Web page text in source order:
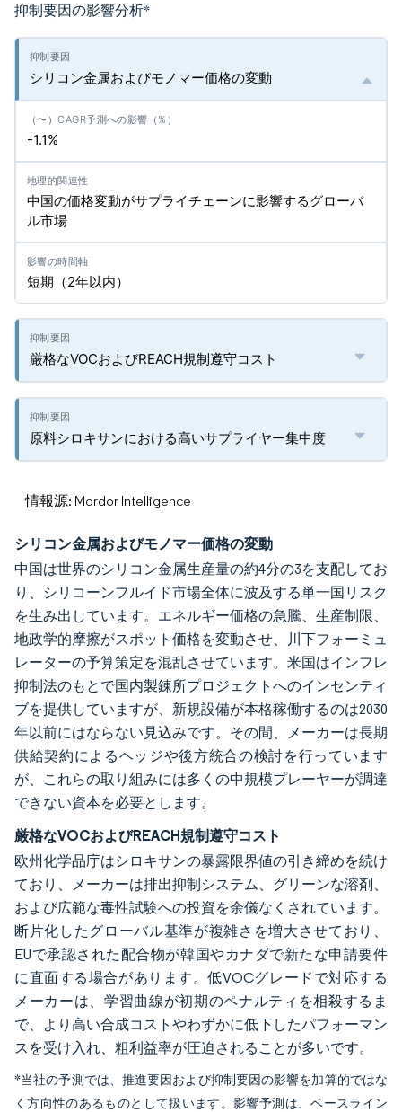
抑制要因の影響分析*
シリコン金属およびモノマー価格の変動
-1.1%
中国の価格変動がサプライチェーンに影響するグローバ
ル市場
短期（2年以内）
厳格なVOCおよびREACH規制遵守コスト
原料シロキサンにおける高いサプライヤー集中度
情報源: Mordor Intelligence
シリコン金属およびモノマー価格の変動
中国は世界のシリコン金属生産量の約4分の3を支配してお
り、シリコーンフルイド市場全体に波及する単一国リスク
を生み出しています。エネルギー価格の急騰、生産制限、
地政学的摩擦がスポット価格を変動させ、川下フォーミュ
レーターの予算策定を混乱させています。米国はインフレ
抑制法のもとで国内製錬所プロジェクトへのインセンティ
ブを提供していますが、新規設備が本格稼働するのは2030
年以前にはならない見込みです。その間、メーカーは長期
供給契約によるヘッジや後方統合の検討を行っています
が、これらの取り組みには多くの中規模プレーヤーが調達
できない資本を必要とします。
厳格なVOCおよびREACH規制遵守コスト
欧州化学品庁はシロキサンの暴露限界値の引き締めを続け
ており、メーカーは排出抑制システム、グリーンな溶剤、
および広範な毒性試験への投資を余儀なくされています。
断片化したグローバル基準が複雑さを増大させており、
EUで承認された配合物が韓国やカナダで新たな申請要件
に直面する場合があります。低VOCグレードで対応する
メーカーは、学習曲線が初期のペナルティを相殺するま
で、より高い合成コストやわずかに低下したパフォーマン
スを受け入れ、粗利益率が圧迫されることが多いです。
*当社の予測では、推進要因および抑制要因の影響を加算的ではな
く方向性のあるものとして扱います。影響予測は、ベースライン